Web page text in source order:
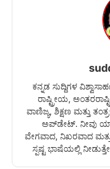
ಕನ್ನಡ ಸುದ್ದಿಗಳ
ರಾಷ್ಟ್ರೀಯ,
ವಾಣಿಜ್ಯ, ಶಿಕ್ಷಣ ಮತ್ತು
ಅಪ್‌ಡೇಟ್. ನೀವು
ವೇಗವಾದ, ನಿಖರವಾದ ಮತ್ತು
ಸ್ಪಷ್ಟ ಭಾಷೆಯಲ್ಲಿ